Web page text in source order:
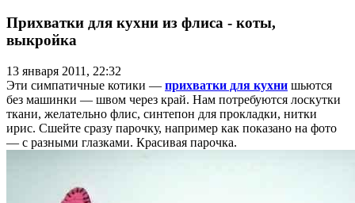
Прихватки для кухни из флиса - коты,
выкройка
13 января 2011, 22:32
Эти симпатичные котики — прихватки для кухни шьются
без машинки — швом через край. Нам потребуются лоскутки
ткани, желательно флис, синтепон для прокладки, нитки
ирис. Сшейте сразу парочку, например как показано на фото
— с разными глазками. Красивая парочка.